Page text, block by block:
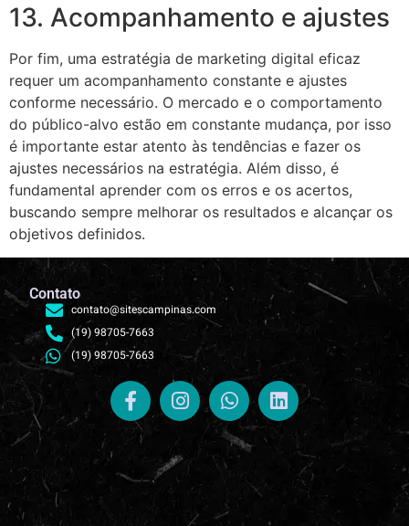
13. Acompanhamento e ajustes
Por fim, uma estratégia de marketing digital eficaz
requer um acompanhamento constante e ajustes
conforme necessário. O mercado e o comportamento
do público-alvo estão em constante mudança, por isso
é importante estar atento às tendências e fazer os
ajustes necessários na estratégia. Além disso, é
fundamental aprender com os erros e os acertos,
buscando sempre melhorar os resultados e alcançar os
objetivos definidos.
Contato
contato@sitescampinas.com
(19) 98705-7663
(19) 98705-7663